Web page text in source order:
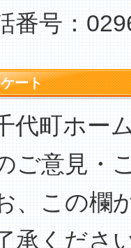
番号：
ート
代町ホー
ご意見・
、この欄
承ください